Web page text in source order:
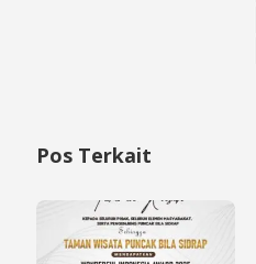
Pos Terkait